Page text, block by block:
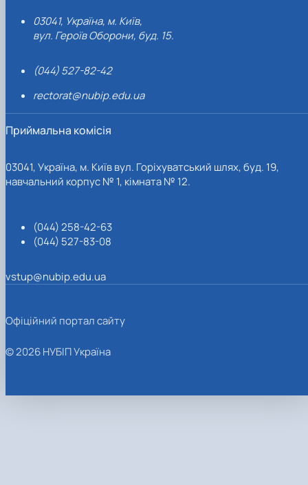
03041, Україна, м. Київ,
вул. Героїв Оборони, буд. 15.
(044) 527-82-42
rectorat@nubip.edu.ua
Приймальна комісія
03041, Україна, м. Київ вул. Горіхуватський шлях, буд. 19,
навчальний корпус № 1, кімната № 12.
(044) 258-42-63
(044) 527-83-08
vstup@nubip.edu.ua
Офіційний портал сайту
© 2026 НУБІП Україна